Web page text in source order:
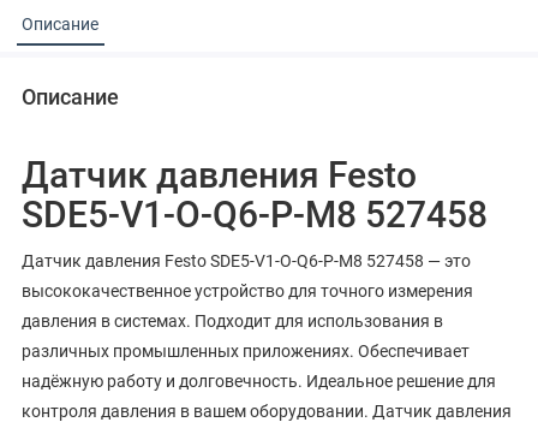
Описание
Описание
Датчик давления Festo
SDE5-V1-O-Q6-P-M8 527458
Датчик давления Festo SDE5-V1-O-Q6-P-M8 527458 — это
высококачественное устройство для точного измерения
давления в системах. Подходит для использования в
различных промышленных приложениях. Обеспечивает
надёжную работу и долговечность. Идеальное решение для
контроля давления в вашем оборудовании. Датчик давления